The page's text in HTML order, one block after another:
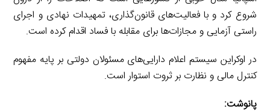
شروع کرد و با فعالیت‌های قانون‌گذاری، تمهیدات نهادی و اجرای
راستی آزمایی و مجازات‌ها برای مقابله با فساد اقدام کرده است.
در اوکراین سیستم اعلام دارایی‌های مسئولان دولتی بر پایه مفهوم
کنترل مالی و نظارت بر ثروت استوار است.
پانوشت: